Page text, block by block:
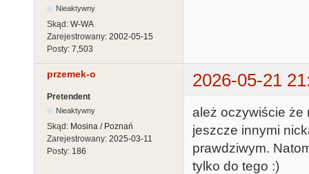
Nieaktywny
Skąd: W-WA
Zarejestrowany: 2002-05-15
Posty: 7,503
przemek-o 2026-05-21
Pretendent
Nieaktywny
Skąd: Mosina / Poznań
Zarejestrowany: 2025-03-11
Posty: 186
ależ oczywiście że
jeszcze innymi
prawdziwym.
tylko do tego :)